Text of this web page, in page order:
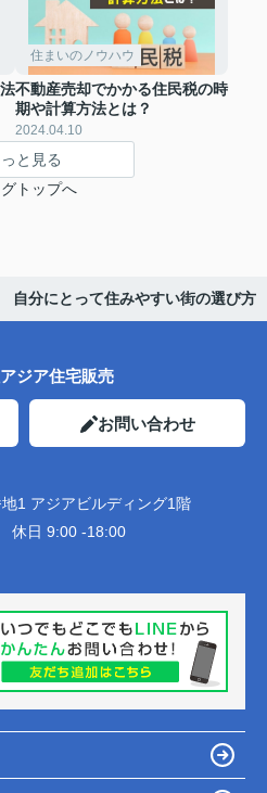
住まいのノウハウ
不動産売却でかかる住民税の時
期や計算方法とは？
2024.04.10
と見る
トップへ
自分にとって住みやすい街の選び方
ジア住宅販売
お問い合わせ
1 アジアビルディング1階
日 9:00 -18:00